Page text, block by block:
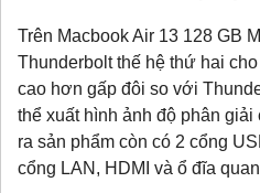
Trên Macbook Air 13 128 GB
Thunderbolt thế hệ thứ hai
cao hơn gấp đôi so với
thể xuất hình ảnh độ phân
ra sản phẩm còn có 2 cổng
cổng LAN, HDMI và ổ đĩa